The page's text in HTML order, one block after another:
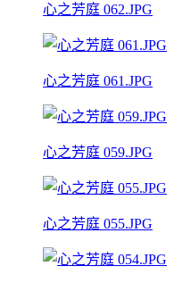
心之芳庭 062.JPG
心之芳庭 061.JPG
心之芳庭 059.JPG
心之芳庭 055.JPG